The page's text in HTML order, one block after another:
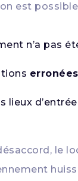
est possible
n’a pas
lieux
le